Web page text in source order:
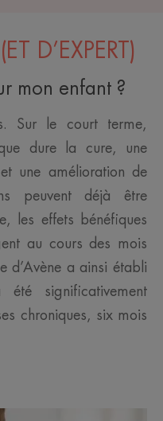
D’EXPERT)
mon enfant ?
Sur le court terme,
dure la cure, une
une amélioration de
peuvent déjà être
les effets bénéfiques
au cours des mois
d’Avène a ainsi établi
significativement
chroniques, six mois